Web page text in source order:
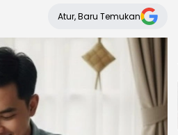
Atur, Baru Temukan